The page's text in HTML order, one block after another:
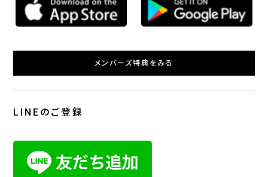
メンバーズ特典をみる
LINEのご登録